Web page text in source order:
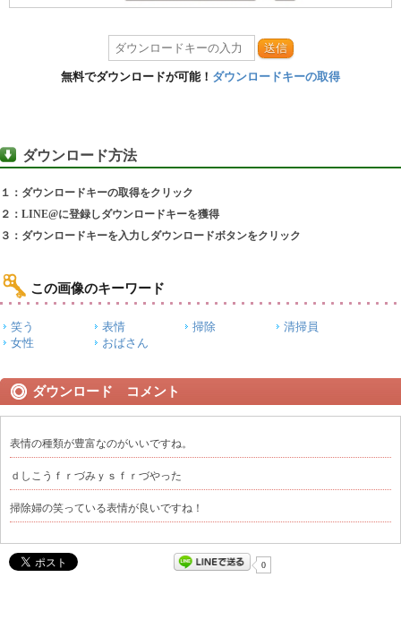
送信
無料でダウンロードが可能！ ダウンロードキーの取得
ダウンロード方法
１：ダウンロードキーの取得をクリック
２：LINE@に登録しダウンロードキーを獲得
３：ダウンロードキーを入力しダウンロードボタンをクリック
この画像のキーワード
笑う 表情 掃除
清掃員
女性
おばさん
ダウンロード コメント
表情の種類が豊富なのがいいですね。
ｄしこうｆｒづみｙｓｆｒづやった
掃除婦の笑っている表情が良いですね！
0